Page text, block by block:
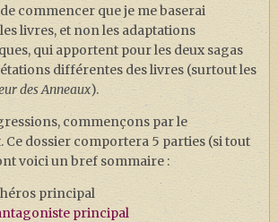
commencer que je me baserai
livres, et non les adaptations
qui apportent pour les deux sagas
différentes des livres (surtout les
des Anneaux).
commençons par le
Ce dossier comportera 5 parties (si tout
voici un bref sommaire :
héros principal
principal